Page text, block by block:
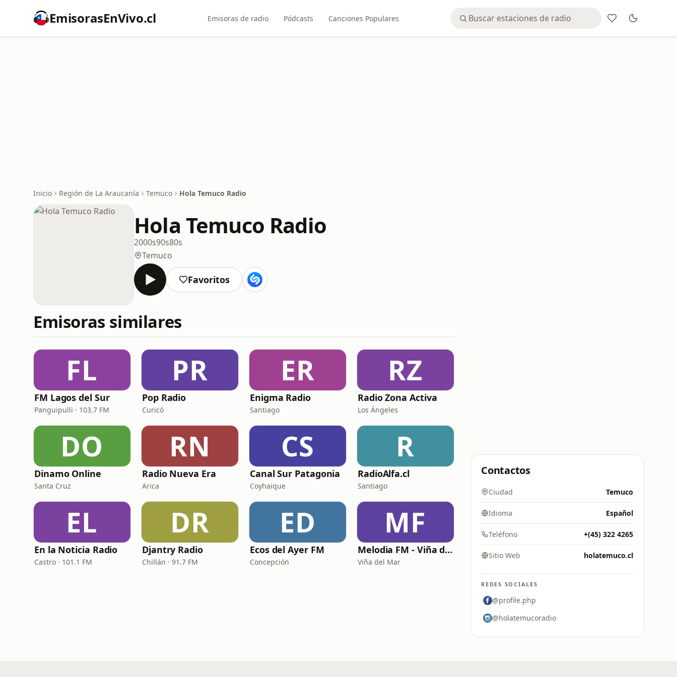
EmisorasEnVivo.cl Emisoras de radio Pódcasts Canciones Populares
Inicio Región de La Araucanía Temuco Hola Temuco Radio
Hola Temuco Radio
2000s90s80s
Temuco
Favoritos
Emisoras similares
FL
FM Lagos del Sur
Panguipulli · 103.7 FM
PR
Pop Radio
Curicó
ER
Enigma Radio
Santiago
RZ
Radio Zona Activa
Los Ángeles
DO
Dinamo Online
Santa Cruz
RN
Radio Nueva Era
Arica
CS
Canal Sur Patagonia
Coyhaique
R
RadioAlfa.cl
Santiago
EL
En la Noticia Radio
Castro · 101.1 FM
DR
Djantry Radio
Chillán · 91.7 FM
ED
Ecos del Ayer FM
Concepción
MF
Melodia FM - Viña del Mar
Viña del Mar
Contactos
Ciudad Temuco
Idioma Español
Teléfono +(45) 322 4265
Sitio Web holatemuco.cl
REDES SOCIALES
@profile.php
@holatemucoradio